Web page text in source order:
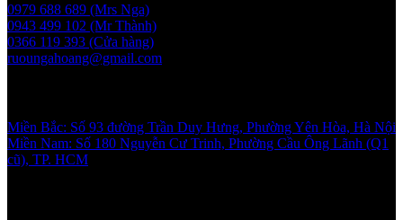
0979 688 689 (Mrs Nga)
0943 499 102 (Mr Thành)
0366 119 393 (Cửa hàng)
ruoungahoang@gmail.com
Miền Bắc: Số 93 đường Trần Duy Hưng, Phường Yên Hòa, Hà Nội
Miền Nam: Số 180 Nguyễn Cư Trinh, Phường Cầu Ông Lãnh (Q1
cũ), TP. HCM